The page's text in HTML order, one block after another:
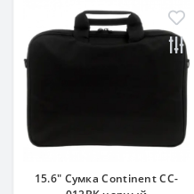
15.6" Сумка Continent CC-